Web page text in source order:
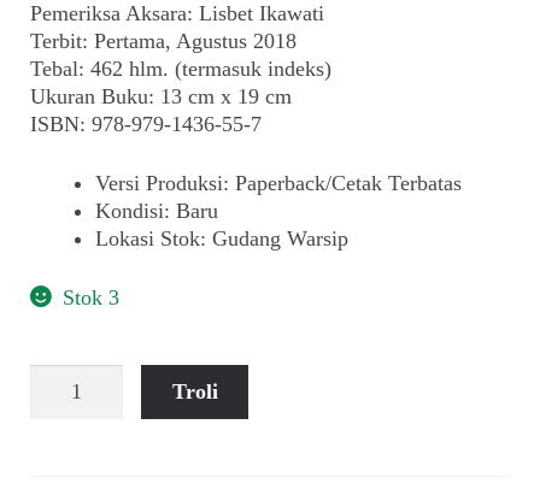
Pemeriksa Aksara: Lisbet Ikawati
Terbit: Pertama, Agustus 2018
Tebal: 462 hlm. (termasuk indeks)
Ukuran Buku: 13 cm x 19 cm
ISBN: 978-979-1436-55-7
Versi Produksi: Paperback/Cetak Terbatas
Kondisi: Baru
Lokasi Stok: Gudang Warsip
Stok 3
Muhidin
Troli